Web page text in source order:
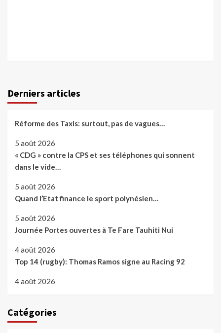
Derniers articles
Réforme des Taxis: surtout, pas de vagues…
5 août 2026
« CDG » contre la CPS et ses téléphones qui sonnent
dans le vide…
5 août 2026
Quand l’Etat finance le sport polynésien…
5 août 2026
Journée Portes ouvertes à Te Fare Tauhiti Nui
4 août 2026
Top 14 (rugby): Thomas Ramos signe au Racing 92
4 août 2026
Catégories